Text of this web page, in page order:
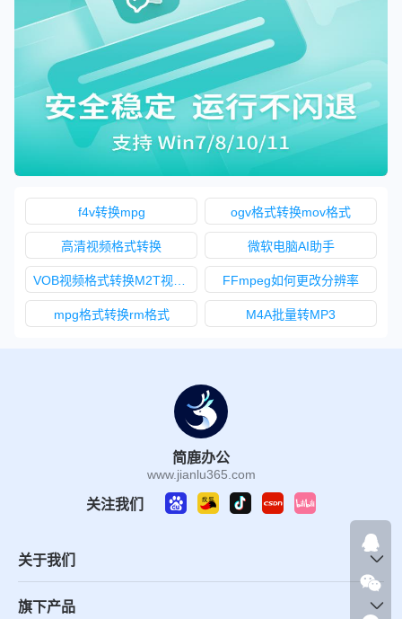
f4v转换mpg ogv格式转换mov格式
高清视频格式转换 微软电脑AI助手
VOB视频格式转换M2T视频格式 FFmpeg如何更改分辨率
mpg格式转换rm格式 M4A批量转MP3
简鹿办公
www.jianlu365.com
关注我们
关于我们
旗下产品